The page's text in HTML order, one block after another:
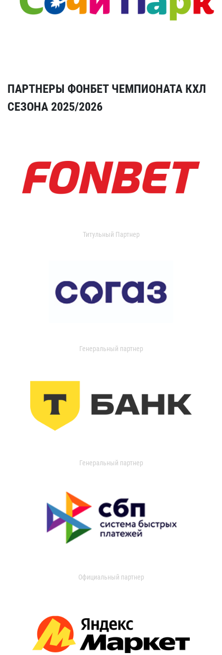
ПАРТНЕРЫ ФОНБЕТ ЧЕМПИОНАТА КХЛ
СЕЗОНА 2025/2026
Титульный Партнер
Генеральный партнер
Генеральный партнер
Официальный партнер